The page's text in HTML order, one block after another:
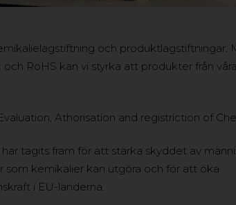
och produktlagstiftningar.
RoHS kan vi styrka att produkter från våra
Athorisation and registriction of
tagits fram för att stärka skyddet av
som kemikalier kan utgöra och för att öka
i EU-länderna.